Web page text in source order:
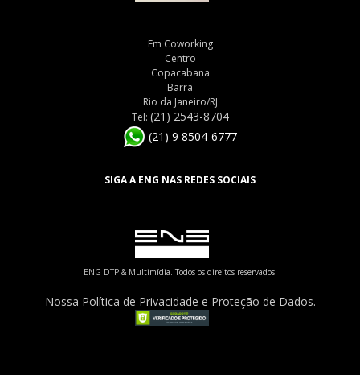
Em Coworking
Centro
Copacabana
Barra
Rio da Janeiro/RJ
Tel: (21) 2543-8704
(21) 9 8504-6777
SIGA A ENG NAS REDES SOCIAIS
ENG DTP & Multimídia. Todos os direitos reservados.
Nossa Política de Privacidade e Proteção de Dados.